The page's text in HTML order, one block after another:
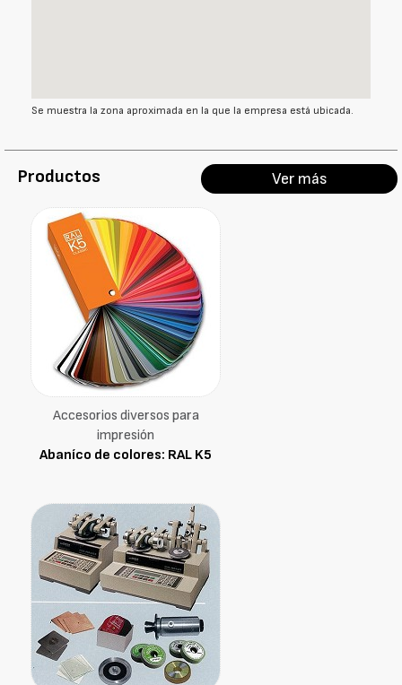
Se muestra la zona aproximada en la que la empresa está ubicada.
Productos Ver más
Accesorios diversos para
impresión
Abaníco de colores: RAL K5